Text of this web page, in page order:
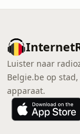
Luister naar
Belgie.be op
apparaat.